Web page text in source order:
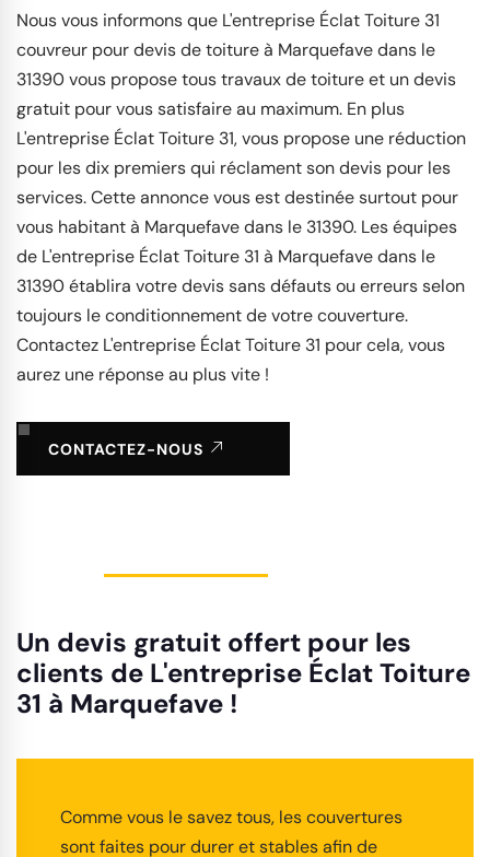
Nous vous informons que L'entreprise Éclat Toiture 31
couvreur pour devis de toiture à Marquefave dans le
31390 vous propose tous travaux de toiture et un devis
gratuit pour vous satisfaire au maximum. En plus
L'entreprise Éclat Toiture 31, vous propose une réduction
pour les dix premiers qui réclament son devis pour les
services. Cette annonce vous est destinée surtout pour
vous habitant à Marquefave dans le 31390. Les équipes
de L'entreprise Éclat Toiture 31 à Marquefave dans le
31390 établira votre devis sans défauts ou erreurs selon
toujours le conditionnement de votre couverture.
Contactez L'entreprise Éclat Toiture 31 pour cela, vous
aurez une réponse au plus vite !
CONTACTEZ-NOUS
Un devis gratuit offert pour les
clients de L'entreprise Éclat Toiture
31 à Marquefave !
Comme vous le savez tous, les couvertures
sont faites pour durer et stables afin de